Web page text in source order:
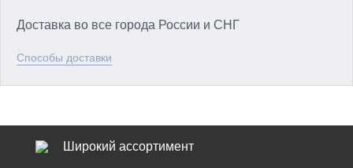
Доставка во все города России и СНГ
Способы доставки
Широкий ассортимент